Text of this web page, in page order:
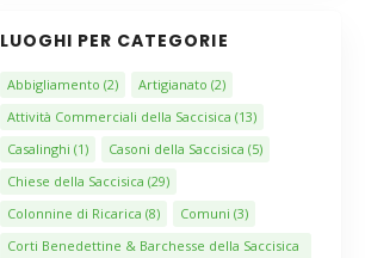
LUOGHI PER CATEGORIE
Abbigliamento (2) Artigianato (2)
Attività Commerciali della Saccisica (13)
Casalinghi (1) Casoni della Saccisica (5)
Chiese della Saccisica (29)
Colonnine di Ricarica (8) Comuni (3)
Corti Benedettine & Barchesse della Saccisica